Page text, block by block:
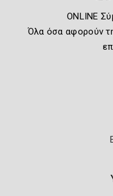
ONLINE
Όλα όσα αφορούν